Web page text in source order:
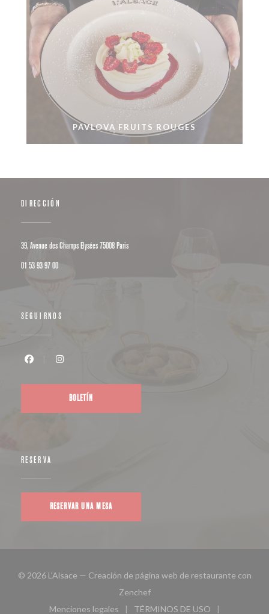
PAVLOVA FRUITS ROUGES
DIRECCIÓN
39, Avenue des Champs Elysées 75008 Paris((abre en una nueva ventana))
01 53 93 97 00
SEGUIRNOS
BOLETÍN
RESERVA
RESERVAR UNA MESA
© 2026 L'Alsace — Creación de página web de restaurante con
Zenchef((abre en una nueva ventana))
Menciones legales
TÉRMINOS DE USO